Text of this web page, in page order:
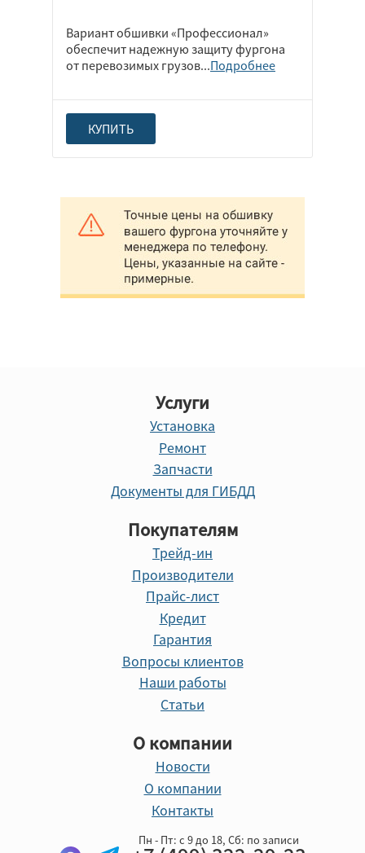
Вариант обшивки «Профессионал»
обеспечит надежную защиту фургона
от перевозимых грузов...Подробнее
КУПИТЬ
Услуги
Установка
Ремонт
Запчасти
Документы для ГИБДД
Покупателям
Трейд-ин
Производители
Прайс-лист
Кредит
Гарантия
Вопросы клиентов
Наши работы
Статьи
О компании
Новости
О компании
Контакты
Пн - Пт: с 9 до 18, Cб: по записи